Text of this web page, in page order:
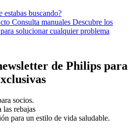
estabas buscando?
Consulta manuales Descubre los
solucionar cualquier problema
de Philips para
socios.
las rebajas
para un estilo de vida saludable.